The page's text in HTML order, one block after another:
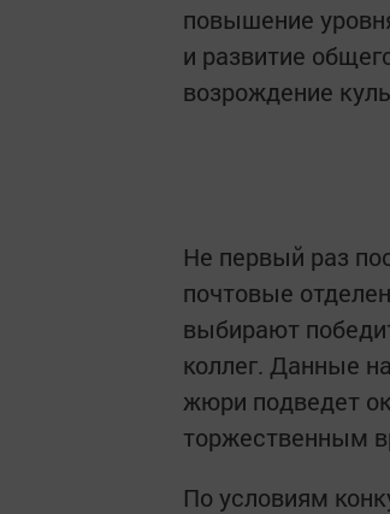
повышение
и развитие
возрождение
Не первый раз
почтовые
выбирают
коллег. Данные
жюри подведет
торжественным
По условиям